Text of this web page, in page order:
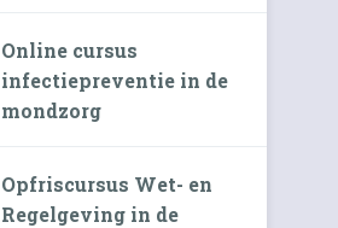
Online cursus
infectiepreventie in de
mondzorg
Opfriscursus Wet- en
Regelgeving in de